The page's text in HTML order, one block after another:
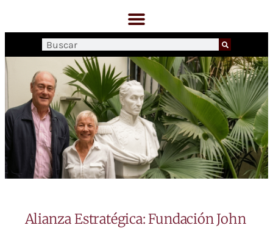
Alianza Estratégica: Fundación John